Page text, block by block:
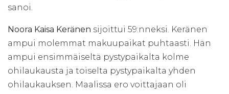
sanoi.
Noora Kaisa Keränen sijoittui 59:nneksi. Keränen
ampui molemmat makuupaikat puhtaasti. Hän
ampui ensimmäiseltä pystypaikalta kolme
ohilaukausta ja toiselta pystypaikalta yhden
ohilaukauksen. Maalissa ero voittajaan oli